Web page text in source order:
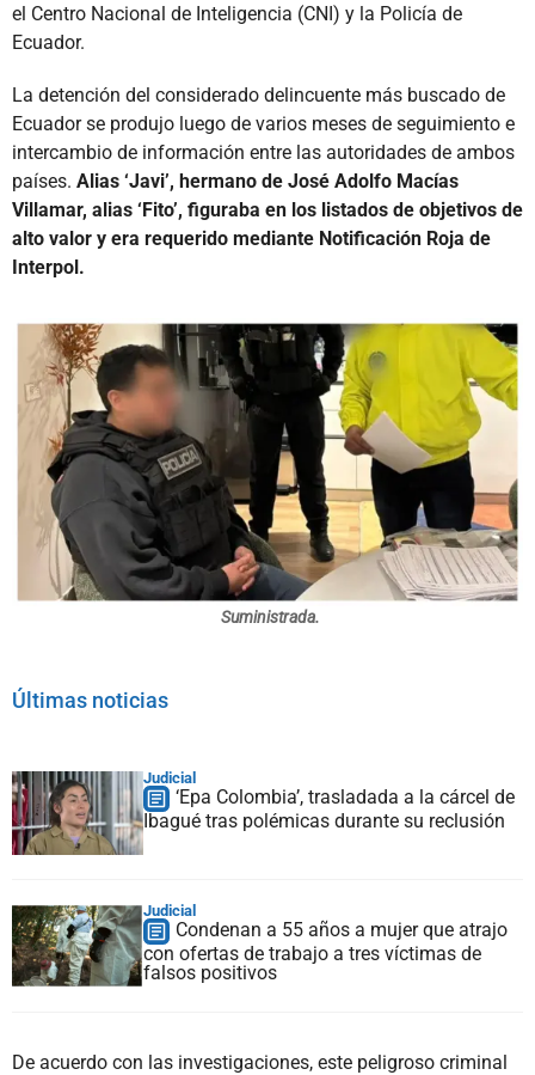
el Centro Nacional de Inteligencia (CNI) y la Policía de
Ecuador.
La detención del considerado delincuente más buscado de
Ecuador se produjo luego de varios meses de seguimiento e
intercambio de información entre las autoridades de ambos
países. Alias ‘Javi’, hermano de José Adolfo Macías
Villamar, alias ‘Fito’, figuraba en los listados de objetivos de
alto valor y era requerido mediante Notificación Roja de
Interpol.
Suministrada.
Últimas noticias
Judicial
‘Epa Colombia’, trasladada a la cárcel de
Ibagué tras polémicas durante su reclusión
Judicial
Condenan a 55 años a mujer que atrajo
con ofertas de trabajo a tres víctimas de
falsos positivos
De acuerdo con las investigaciones, este peligroso criminal